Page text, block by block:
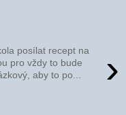
›
posílat recept na
pro vždy to bude
aby to po...